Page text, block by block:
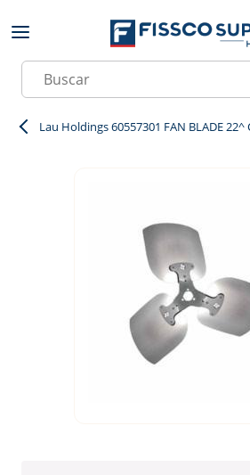
Skip to main content
Site Search
Lau Holdings 60557301 FAN BLADE 22^